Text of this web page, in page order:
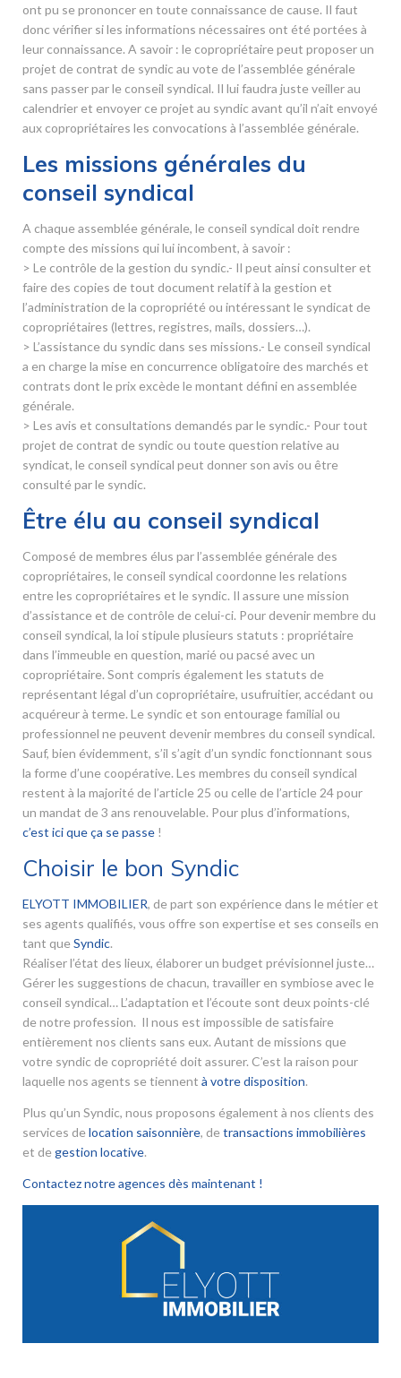
ont pu se prononcer en toute connaissance de cause. Il faut
donc vérifier si les informations nécessaires ont été portées à
leur connaissance. A savoir : le copropriétaire peut proposer un
projet de contrat de syndic au vote de l’assemblée générale
sans passer par le conseil syndical. Il lui faudra juste veiller au
calendrier et envoyer ce projet au syndic avant qu’il n’ait envoyé
aux copropriétaires les convocations à l’assemblée générale.
Les missions générales du
conseil syndical
A chaque assemblée générale, le conseil syndical doit rendre
compte des missions qui lui incombent, à savoir :
> Le contrôle de la gestion du syndic.- Il peut ainsi consulter et
faire des copies de tout document relatif à la gestion et
l’administration de la copropriété ou intéressant le syndicat de
copropriétaires (lettres, registres, mails, dossiers…).
> L’assistance du syndic dans ses missions.- Le conseil syndical
a en charge la mise en concurrence obligatoire des marchés et
contrats dont le prix excède le montant défini en assemblée
générale.
> Les avis et consultations demandés par le syndic.- Pour tout
projet de contrat de syndic ou toute question relative au
syndicat, le conseil syndical peut donner son avis ou être
consulté par le syndic.
Être élu au conseil syndical
Composé de membres élus par l’assemblée générale des
copropriétaires, le conseil syndical coordonne les relations
entre les copropriétaires et le syndic. Il assure une mission
d’assistance et de contrôle de celui-ci. Pour devenir membre du
conseil syndical, la loi stipule plusieurs statuts : propriétaire
dans l’immeuble en question, marié ou pacsé avec un
copropriétaire. Sont compris également les statuts de
représentant légal d’un copropriétaire, usufruitier, accédant ou
acquéreur à terme. Le syndic et son entourage familial ou
professionnel ne peuvent devenir membres du conseil syndical.
Sauf, bien évidemment, s’il s’agit d’un syndic fonctionnant sous
la forme d’une coopérative. Les membres du conseil syndical
restent à la majorité de l’article 25 ou celle de l’article 24 pour
un mandat de 3 ans renouvelable. Pour plus d’informations,
c’est ici que ça se passe !
Choisir le bon Syndic
ELYOTT IMMOBILIER, de part son expérience dans le métier et
ses agents qualifiés, vous offre son expertise et ses conseils en
tant que Syndic.
Réaliser l’état des lieux, élaborer un budget prévisionnel juste…
Gérer les suggestions de chacun, travailler en symbiose avec le
conseil syndical… L’adaptation et l’écoute sont deux points-clé
de notre profession. Il nous est impossible de satisfaire
entièrement nos clients sans eux. Autant de missions que
votre syndic de copropriété doit assurer. C’est la raison pour
laquelle nos agents se tiennent à votre disposition.
Plus qu’un Syndic, nous proposons également à nos clients des
services de location saisonnière, de transactions immobilières
et de gestion locative.
Contactez notre agences dès maintenant !